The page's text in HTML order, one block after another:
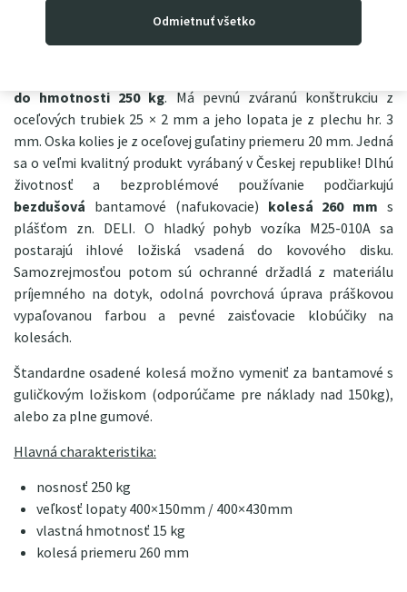
Odmietnuť všetko
krátku lopatu s rozmermi 400 × 150 mm (dobre sa tak naberú
do hmotnosti 250 kg. Má pevnú zváranú konštrukciu z
oceľových trubiek 25 × 2 mm a jeho lopata je z plechu hr. 3
mm. Oska kolies je z oceľovej guľatiny priemeru 20 mm. Jedná
sa o veľmi kvalitný produkt vyrábaný v Českej republike! Dlhú
životnosť a bezproblémové používanie podčiarkujú
bezdušová bantamové (nafukovacie) kolesá 260 mm s
plášťom zn. DELI. O hladký pohyb vozíka M25-010A sa
postarajú ihlové ložiská vsadená do kovového disku.
Samozrejmosťou potom sú ochranné držadlá z materiálu
príjemného na dotyk, odolná povrchová úprava práškovou
vypaľovanou farbou a pevné zaisťovacie klobúčiky na
kolesách.
Štandardne osadené kolesá možno vymeniť za bantamové s
guličkovým ložiskom (odporúčame pre náklady nad 150kg),
alebo za plne gumové.
Hlavná charakteristika:
nosnosť 250 kg
veľkosť lopaty 400×150mm / 400×430mm
vlastná hmotnosť 15 kg
kolesá priemeru 260 mm